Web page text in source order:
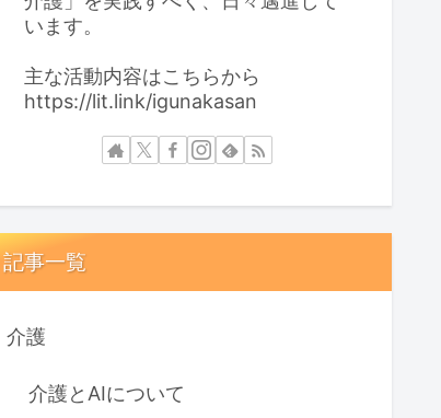
います。
主な活動内容はこちらから
https://lit.link/igunakasan
記事一覧
介護
介護とAIについて